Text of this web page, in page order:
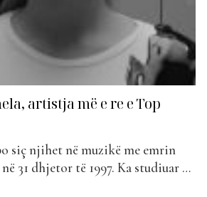
artistja më e re e Top
siç njihet në muzikë me emrin
31 dhjetor të 1997. Ka studiuar në